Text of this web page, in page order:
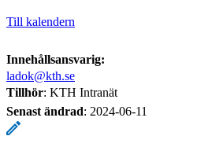
Till kalendern
Innehållsansvarig:
ladok@kth.se
Tillhör: KTH Intranät
Senast ändrad: 2024-06-11